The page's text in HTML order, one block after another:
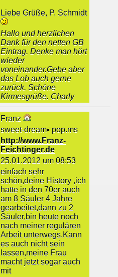
Liebe Grüße, P. Schmidt
Hallo und herzlichen
Dank für den netten GB
Eintrag. Denke man hört
wieder
voneinander.Gebe aber
das Lob auch gerne
zurück. Schöne
Kirmesgrüße. Charly
Franz
sweet-dream
pop.ms
http://www.Franz-
Feichtinger.de
25.01.2012 um 08:53
einfach sehr
schön,deine History ,ich
hatte in den 70er auch
am 8 Säuler 4 Jahre
gearbeitet,dann zu 2
Säuler,bin heute noch
nach meiner regulären
Arbeit unterwegs.Kann
es auch nicht sein
lassen,meine Frau
macht jetzt sogar auch
mit